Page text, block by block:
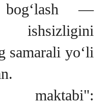
—
samarali yo‘li
maktabi":